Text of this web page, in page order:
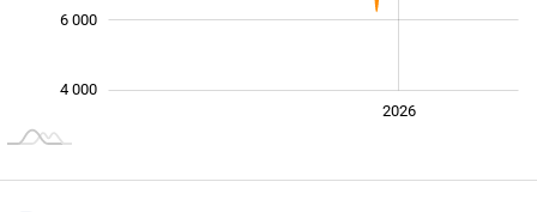
4 000
6 000
2026